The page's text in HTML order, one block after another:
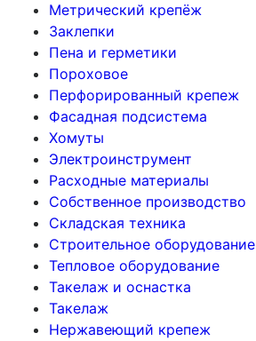
Метрический крепёж
Заклепки
Пена и герметики
Пороховое
Перфорированный крепеж
Фасадная подсистема
Хомуты
Электроинструмент
Расходные материалы
Собственное производство
Складская техника
Строительное оборудование
Тепловое оборудование
Такелаж и оснастка
Такелаж
Нержавеющий крепеж